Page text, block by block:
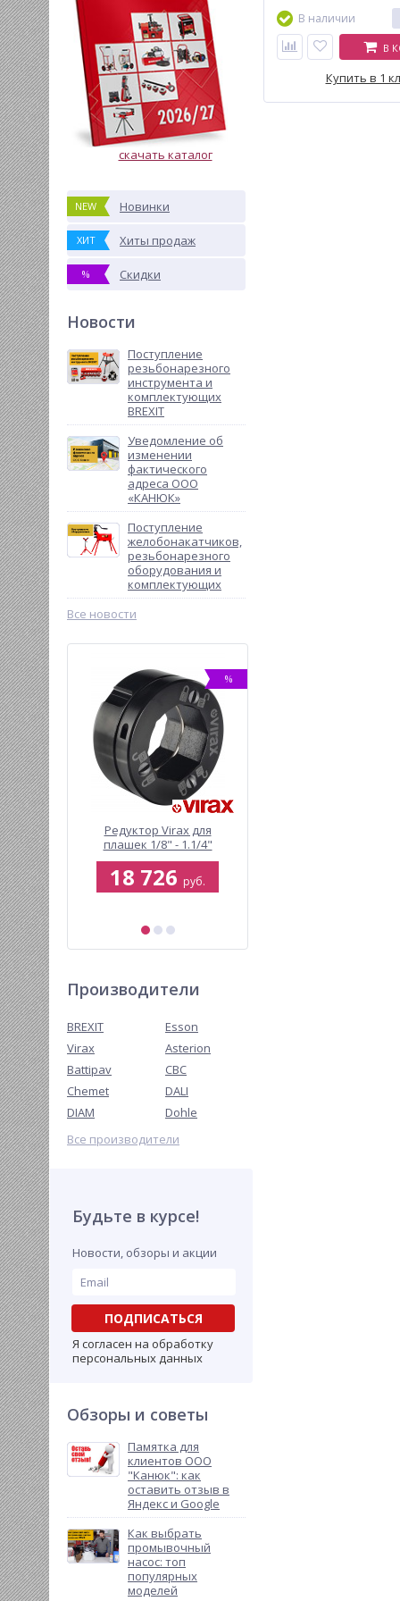
скачать каталог
NEW Новинки
ХИТ Хиты продаж
% Скидки
Новости
Поступление
резьбонарезного
инструмента и
комплектующих
BREXIT
Уведомление об
изменении
фактического
адреса ООО
«КАНЮК»
Поступление
желобонакатчиков,
резьбонарезного
оборудования и
комплектующих
Все новости
%
по
210110,
руб.
%
Редуктор Virax для
плашек 1/8" - 1.1/4"
18 726 руб.
Производители
BREXIT
Esson
Virax
Asterion
Battipav
CBC
Chemet
DALI
DIAM
Dohle
Все производители
Будьте в курсе!
Новости, обзоры и акции
ПОДПИСАТЬСЯ
Я согласен на обработку
персональных данных
Обзоры и советы
Памятка для
клиентов ООО
"Канюк": как
оставить отзыв в
Яндекс и Google
Как выбрать
промывочный
насос: топ
популярных
моделей
В наличии
В
Купить в 1